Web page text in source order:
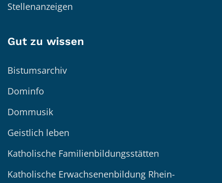
Stellenanzeigen
Gut zu wissen
Bistumsarchiv
Dominfo
Dommusik
Geistlich leben
Katholische Familienbildungsstätten
Katholische Erwachsenenbildung Rhein-